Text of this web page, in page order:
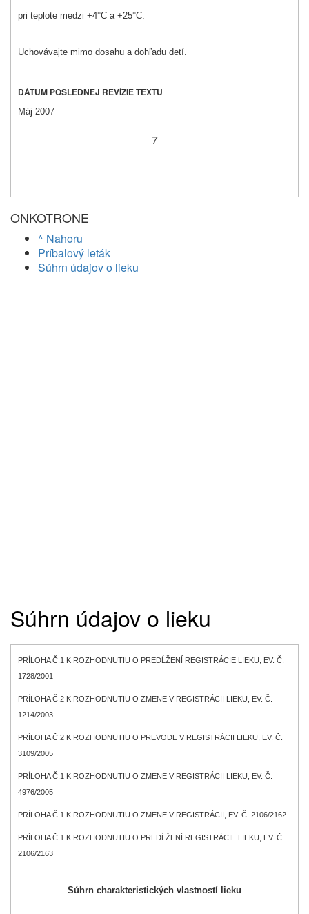
pri teplote medzi +4°C a +25°C.
Uchovávajte mimo dosahu a dohľadu detí.
DÁTUM POSLEDNEJ REVÍZIE TEXTU
Máj 2007
7
ONKOTRONE
^ Nahoru
Príbalový leták
Súhrn údajov o lieku
Súhrn údajov o lieku
PRÍLOHA Č.1 K ROZHODNUTIU O PREDĹŽENÍ REGISTRÁCIE LIEKU, EV. Č.
1728/2001
PRÍLOHA Č.2 K ROZHODNUTIU O ZMENE V REGISTRÁCII LIEKU, EV. Č.
1214/2003
PRÍLOHA Č.2 K ROZHODNUTIU O PREVODE V REGISTRÁCII LIEKU, EV. Č.
3109/2005
PRÍLOHA Č.1 K ROZHODNUTIU O ZMENE V REGISTRÁCII LIEKU, EV. Č.
4976/2005
PRÍLOHA Č.1 K ROZHODNUTIU O ZMENE V REGISTRÁCII, EV. Č. 2106/2162
PRÍLOHA Č.1 K ROZHODNUTIU O PREDĹŽENÍ REGISTRÁCIE LIEKU, EV. Č.
2106/2163
Súhrn charakteristických vlastností lieku